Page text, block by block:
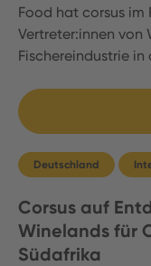
Food hat corsus im
Vertreter:innen von
Fischereindustrie in
Deutschland
Corsus auf
Winelands für
Südafrika